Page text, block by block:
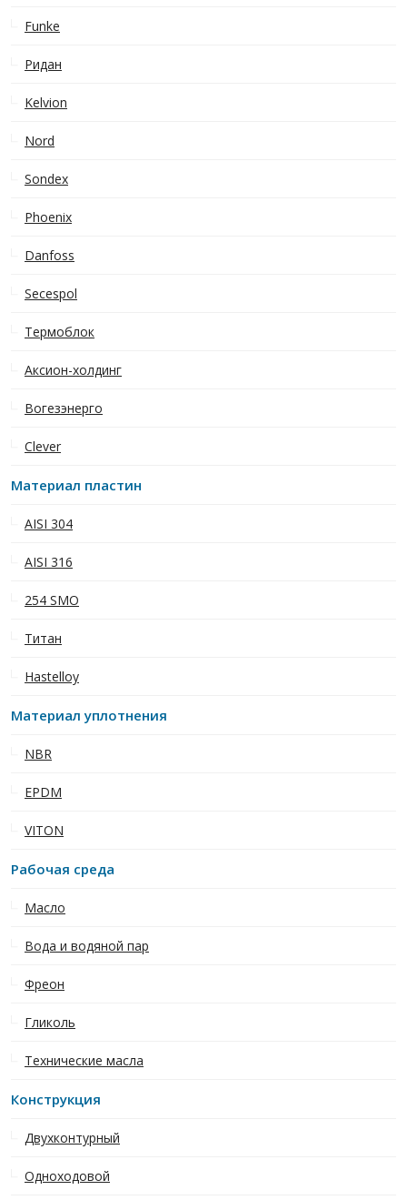
Funke
Ридан
Kelvion
Nord
Sondex
Phoenix
Danfoss
Secespol
Термоблок
Аксион-холдинг
Вогезэнерго
Clever
Материал пластин
AISI 304
AISI 316
254 SMO
Титан
Hastelloy
Материал уплотнения
NBR
EPDM
VITON
Рабочая среда
Масло
Вода и водяной пар
Фреон
Гликоль
Технические масла
Конструкция
Двухконтурный
Одноходовой